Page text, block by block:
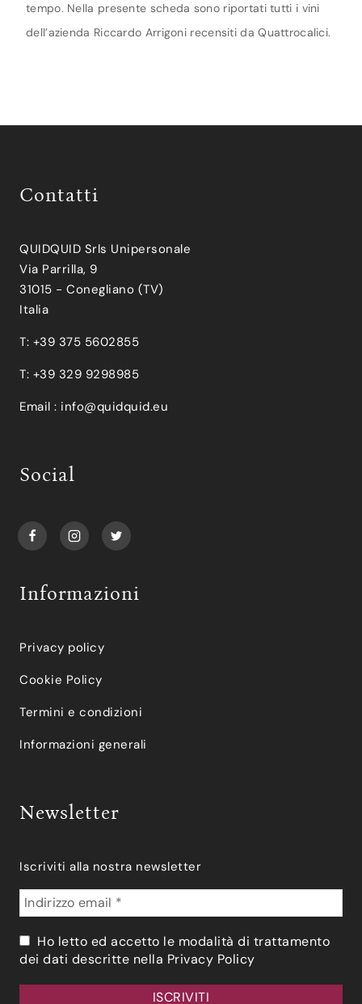
tempo. Nella presente scheda sono riportati tutti i vini
dell’azienda Riccardo Arrigoni recensiti da Quattrocalici.
Contatti
QUIDQUID Srls Unipersonale
Via Parrilla, 9
31015 - Conegliano (TV)
Italia
T: +39 375 5602855
T: +39 329 9298985
Email : info@quidquid.eu
Social
Informazioni
Privacy policy
Cookie Policy
Termini e condizioni
Informazioni generali
Newsletter
Iscriviti alla nostra newsletter
Ho letto ed accetto le modalità di trattamento
dei dati descritte nella Privacy Policy